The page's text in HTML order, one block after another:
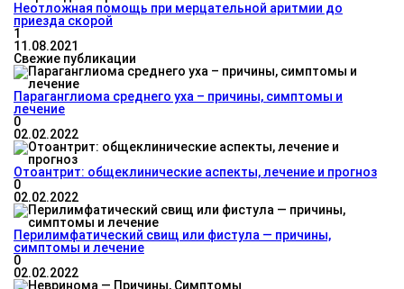
Неотложная помощь при мерцательной аритмии до
приезда скорой
1
11.08.2021
Свежие публикации
Параганглиома среднего уха – причины, симптомы и
лечение
0
02.02.2022
Отоантрит: общеклинические аспекты, лечение и прогноз
0
02.02.2022
Перилимфатический свищ или фистула — причины,
симптомы и лечение
0
02.02.2022